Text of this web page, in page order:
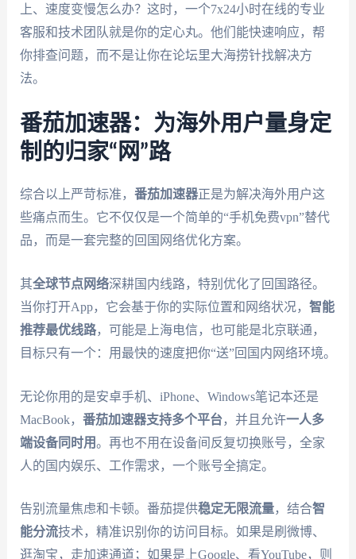
上、速度变慢怎么办？这时，一个7x24小时在线的专业
客服和技术团队就是你的定心丸。他们能快速响应，帮
你排查问题，而不是让你在论坛里大海捞针找解决方
法。
番茄加速器：为海外用户量身定
制的归家“网”路
综合以上严苛标准， 番茄加速器正是为解决海外用户这
些痛点而生。它不仅仅是一个简单的“手机免费vpn”替代
品，而是一套完整的回国网络优化方案。
其全球节点网络深耕国内线路，特别优化了回国路径。
当你打开App，它会基于你的实际位置和网络状况， 智能
推荐最优线路，可能是上海电信，也可能是北京联通，
目标只有一个：用最快的速度把你“送”回国内网络环境。
无论你用的是安卓手机、iPhone、Windows笔记本还是
MacBook， 番茄加速器支持多个平台，并且允许一人多
端设备同时用。再也不用在设备间反复切换账号，全家
人的国内娱乐、工作需求，一个账号全搞定。
告别流量焦虑和卡顿。番茄提供稳定无限流量，结合智
能分流技术，精准识别你的访问目标。如果是刷微博、
逛淘宝，走加速通道；如果是上Google、看YouTube，则